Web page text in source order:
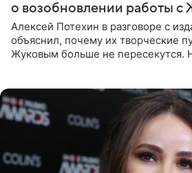
о возобновлении работы с
Алексей Потехин в разговоре с
объяснил, почему их творческие
Жуковым больше не пересекутся.